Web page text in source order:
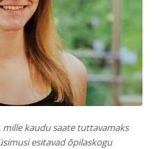
kaudu saate tuttavamaks
esitavad õpilaskogu